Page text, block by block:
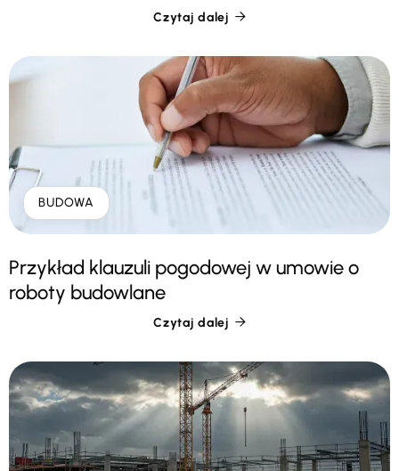
Czytaj dalej 
BUDOWA
Przykład klauzuli pogodowej w umowie o
roboty budowlane
Czytaj dalej 